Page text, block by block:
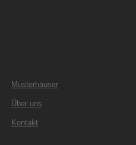
Musterhäuser
Über uns
Kontakt